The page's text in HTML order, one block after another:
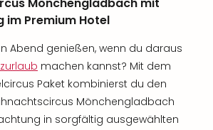
im Premium Hotel
Abend genießen, wenn du daraus
machen kannst? Mit dem
Paket kombinierst du den
Mönchengladbach
in sorgfältig ausgewählten